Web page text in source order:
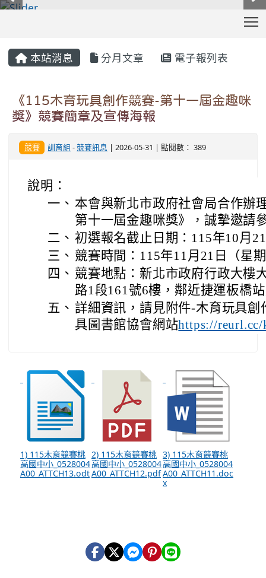
本站消息 分月文章 電子報列表
《115木育玩具創作競賽-第十一屆金趣咪
獎》競賽簡章及宣傳海報
競賽 訓育組 -競賽訊息 | 2026-05-31 | 點閱數： 389
說明：
一、 本會與新北市政府社會局合作辦
第十一屆金趣咪獎》，誠摯邀請
二、 初選報名截止日期：115年10月
三、 競賽時間：115年11月21日（星
四、 競賽地點：新北市政府行政大樓
路1段161號6樓，鄰近捷運板橋
五、 詳細資訊，請見附件-木育玩具
具圖書館協會網站https://
1) 115木育競賽桃
高國中小_0528004
A00_ATTCH13.odt
2) 115木育競賽桃
高國中小_0528004
A00_ATTCH12.pdf
3) 115木育競賽桃
高國中小_0528004
A00_ATTCH11.doc
x